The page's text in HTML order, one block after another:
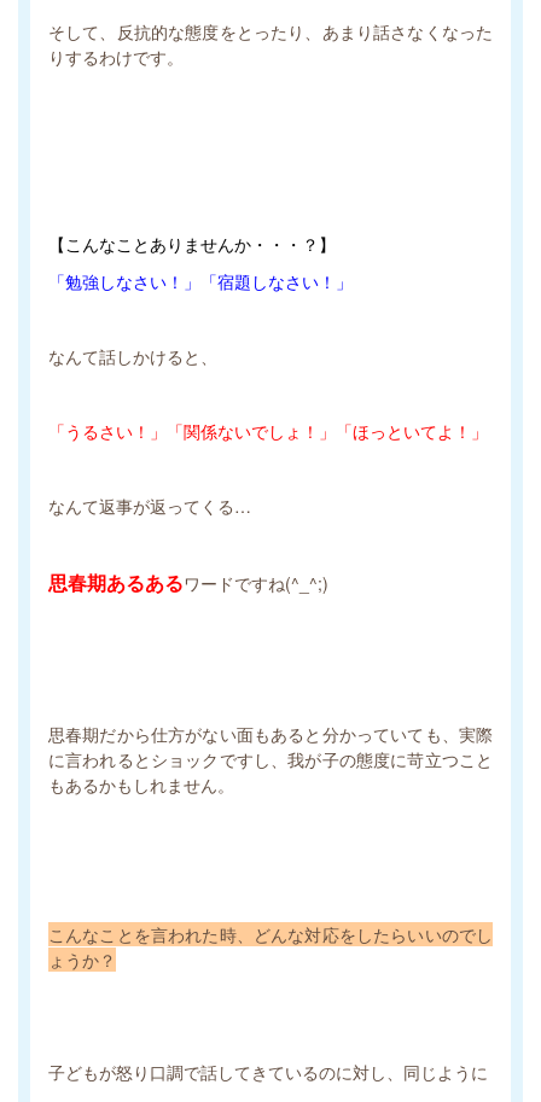
そして、反抗的な態度をとったり、あまり話さなくなった
りするわけです。
【こんなことありませんか・・・？】
「勉強しなさい！」「宿題しなさい！」
なんて話しかけると、
「うるさい！」「関係ないでしょ！」「ほっといてよ！」
なんて返事が返ってくる…
思春期あるあるワードですね(^_^;)
思春期だから仕方がない面もあると分かっていても、実際
に言われるとショックですし、我が子の態度に苛立つこと
もあるかもしれません。
こんなことを言われた時、どんな対応をしたらいいのでし
ょうか？
子どもが怒り口調で話してきているのに対し、同じように